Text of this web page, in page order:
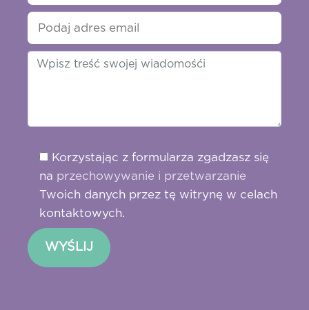
Korzystając z formularza zgadzasz się
na przechowywanie i przetwarzanie
Twoich danych przez tę witrynę w celach
kontaktowych.